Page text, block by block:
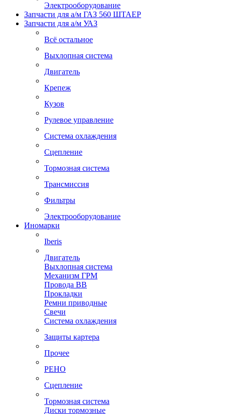
Электрооборудование
Запчасти для а/м ГАЗ 560 ШТАЕР
Запчасти для а/м УАЗ
Всё остальное
Выхлопная система
Двигатель
Крепеж
Кузов
Рулевое управление
Система охлаждения
Сцепление
Тормозная система
Трансмиссия
Фильтры
Электрооборудование
Иномарки
Iberis
Двигатель
Выхлопная система
Механизм ГРМ
Провода ВВ
Прокладки
Ремни приводные
Свечи
Система охлаждения
Защиты картера
Прочее
РЕНО
Сцепление
Тормозная система
Диски тормозные